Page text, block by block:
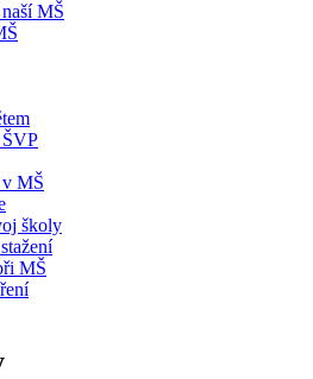
MŠ
MŠ
školy
MŠ